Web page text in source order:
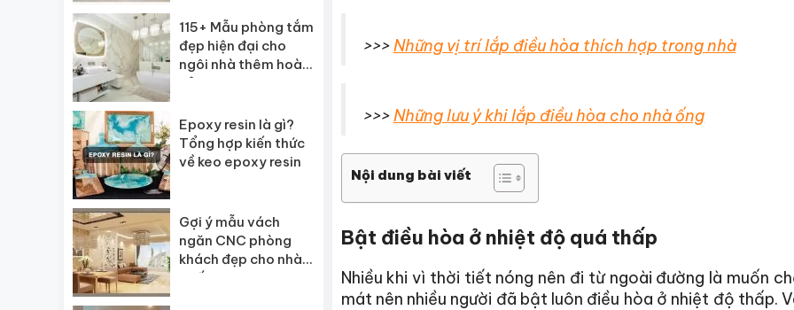
>>>Những vị trí lắp điều hòa thích hợp trong nhà
>>>Những lưu ý khi lắp điều hòa cho nhà ống
Nội dung bài viết
Bật điều hòa ở nhiệt độ quá thấp
Nhiều khi vì thời tiết nóng nên đi từ ngoài đường là muốn
mát nên nhiều người đã bật luôn điều hòa ở nhiệt độ thấp.
115+ Mẫu phòng tắm
đẹp hiện đại cho
ngôi nhà thêm hoàn
hảo
Epoxy resin là gì?
Tổng hợp kiến thức
về keo epoxy resin
Gợi ý mẫu vách
ngăn CNC phòng
khách đẹp cho nhà
phố